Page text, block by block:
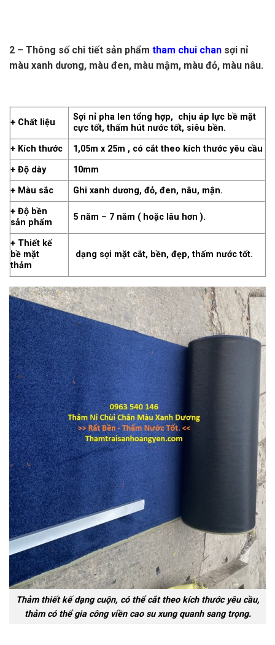
2 – Thông số chi tiết sản phẩm tham chui chan sợi nỉ
màu xanh dương, màu đen, màu mậm, màu đỏ, màu nâu.
+ Chất liệu
Sợi nỉ pha len tổng hợp, chịu áp lực bề mặt
cực tốt, thấm hút nước tốt, siêu bền.
+ Kích thước
1,05m x 25m , có cắt theo kích thước yêu cầu
+ Độ dày
10mm
+ Màu sắc
Ghi xanh dương, đỏ, đen, nâu, mận.
+ Độ bền
sản phẩm
5 năm – 7 năm ( hoặc lâu hơn ).
+ Thiết kế
bề mặt
thảm
dạng sợi mặt cắt, bền, đẹp, thấm nước tốt.
Thảm thiết kế dạng cuộn, có thể cắt theo kích thước yêu cầu,
thảm có thể gia công viền cao su xung quanh sang trọng.